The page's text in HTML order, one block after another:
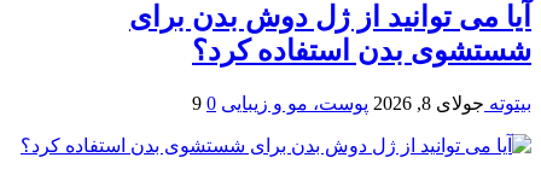
آیا می توانید از ژل دوش بدن برای
شستشوی بدن استفاده کرد؟
بیتوته جولای 8, 2026 پوست، مو و زیبایی 0
9